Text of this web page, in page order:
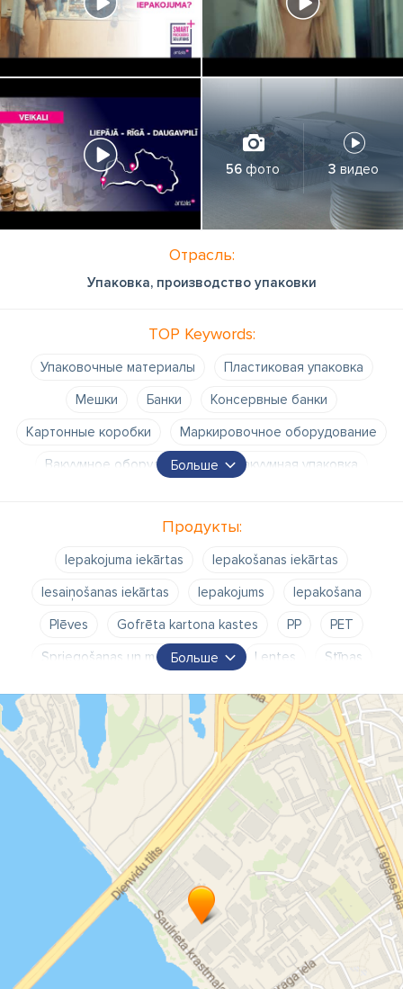
56фото 3 видео
Отрасль:
Упаковка, производство упаковки
TOP Keywords:
Упаковочные материалы
Пластиковая упаковка
Мешки
Банки
Консервные банки
Картонные коробки
Маркировочное оборудование
Вакуумное оборудование
Вакуумная упаковка
Упаковочное оборудование
Пластиковые коробки
Кульки
Больше
Продукты:
Iepakojuma iekārtas
Iepakošanas iekārtas
Iesaiņošanas iekārtas
Iepakojums
Iepakošana
Plēves
Gofrēta kartona kastes PP
PET
Spriegošanas un metāla lentas
Lentes
Stīpas
Ribbon lentes
Stikls Burkas
Pudeles
Stikla tara
Vāki Vāciņi
Pakošanas roboti
Pakošanas iekārtu līnijas
Vāciņi
Biroja papīrs
Burbuļplēve
Digitālās drukāšanas materiāli
Dvieļu turētāji
Higiēnas preces
Iepakojums
Iepakošanas iekārtas
Iepakošanas materiāli
Iespieddarbu pēcapstrādes iekārtas
Kartons
Līmlentes
Papīra izstrādājumi
Poligrāfijas iekārtas un materiāli
Poligrāfijas pakalpojumi
Больше